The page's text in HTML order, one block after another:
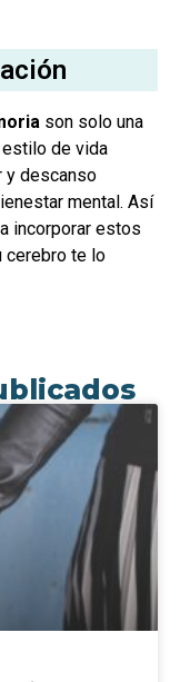
son solo una
de vida
y descanso
mental. Así
incorporar estos
cerebro te lo